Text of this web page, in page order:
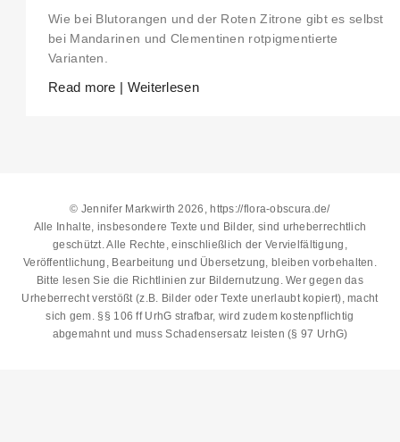
Wie bei Blutorangen und der Roten Zitrone gibt es selbst
bei Mandarinen und Clementinen rotpigmentierte
Varianten.
Read more | Weiterlesen
© Jennifer Markwirth 2026, https://flora-obscura.de/
Alle Inhalte, insbesondere Texte und Bilder, sind urheberrechtlich
geschützt. Alle Rechte, einschließlich der Vervielfältigung,
Veröffentlichung, Bearbeitung und Übersetzung, bleiben vorbehalten.
Bitte lesen Sie die Richtlinien zur Bildernutzung . Wer gegen das
Urheberrecht verstößt (z.B. Bilder oder Texte unerlaubt kopiert), macht
sich gem. §§ 106 ff UrhG strafbar, wird zudem kostenpflichtig
abgemahnt und muss Schadensersatz leisten (§ 97 UrhG)